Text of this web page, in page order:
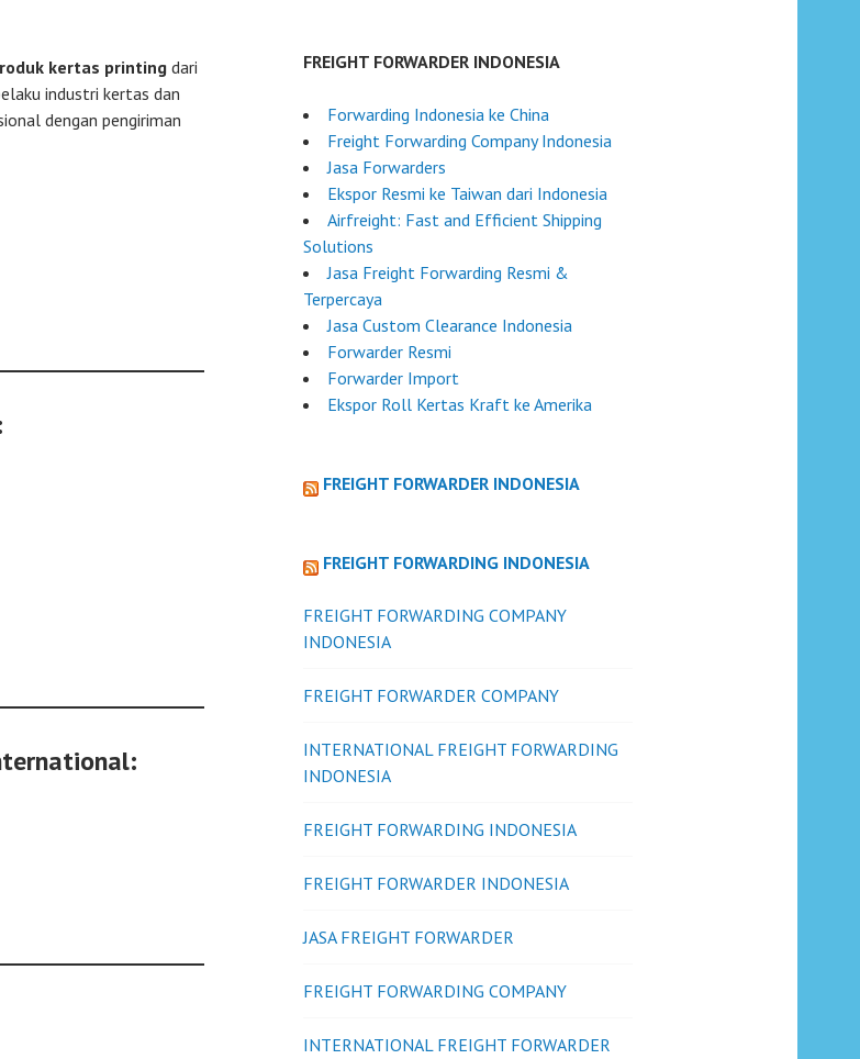
kertas printing dari
industri kertas dan
dengan pengiriman
FREIGHT FORWARDER INDONESIA
Forwarding Indonesia ke China
Freight Forwarding Company Indonesia
Jasa Forwarders
Ekspor Resmi ke Taiwan dari Indonesia
Airfreight: Fast and Efficient Shipping
Solutions
Jasa Freight Forwarding Resmi &
Terpercaya
Jasa Custom Clearance Indonesia
Forwarder Resmi
Forwarder Import
Ekspor Roll Kertas Kraft ke Amerika
FREIGHT FORWARDER INDONESIA
FREIGHT FORWARDING INDONESIA
FREIGHT FORWARDING COMPANY
INDONESIA
FREIGHT FORWARDER COMPANY
INTERNATIONAL FREIGHT FORWARDING
INDONESIA
FREIGHT FORWARDING INDONESIA
FREIGHT FORWARDER INDONESIA
JASA FREIGHT FORWARDER
FREIGHT FORWARDING COMPANY
INTERNATIONAL FREIGHT FORWARDER